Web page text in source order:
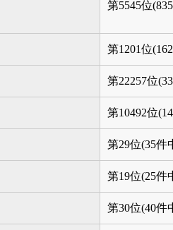
第5545位
第1201位
第22257位
第10492位
第29位(35件
第19位(25件
第30位(40件